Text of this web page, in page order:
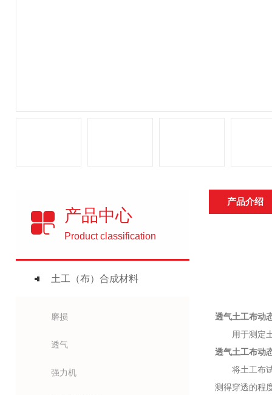
产品中心
Product classification
土工（布）合成材料
磨损
透气
强力机
产品介绍
透气土工布动
用于测定
透气土工布动
将土工布
测得穿透的程